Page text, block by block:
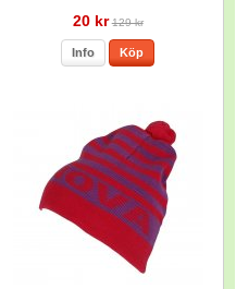
20 kr 129 kr
Info Köp